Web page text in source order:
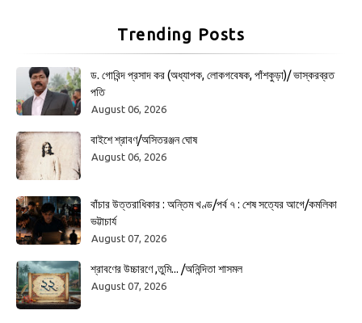
Trending Posts
ড. গোবিন্দ প্রসাদ কর (অধ্যাপক, লোকগবেষক, পাঁশকুড়া)/ ভাস্করব্রত
পতি
August 06, 2026
বাইশে শ্রাবণ/অসিতরঞ্জন ঘোষ
August 06, 2026
বাঁচার উত্তরাধিকার : অন্তিম খণ্ড/পর্ব ৭ : শেষ সত্যের আগে/কমলিকা
ভট্টাচার্য
August 07, 2026
শ্রাবণের উচ্চারণে ,তুমি... /অনিন্দিতা শাসমল
August 07, 2026